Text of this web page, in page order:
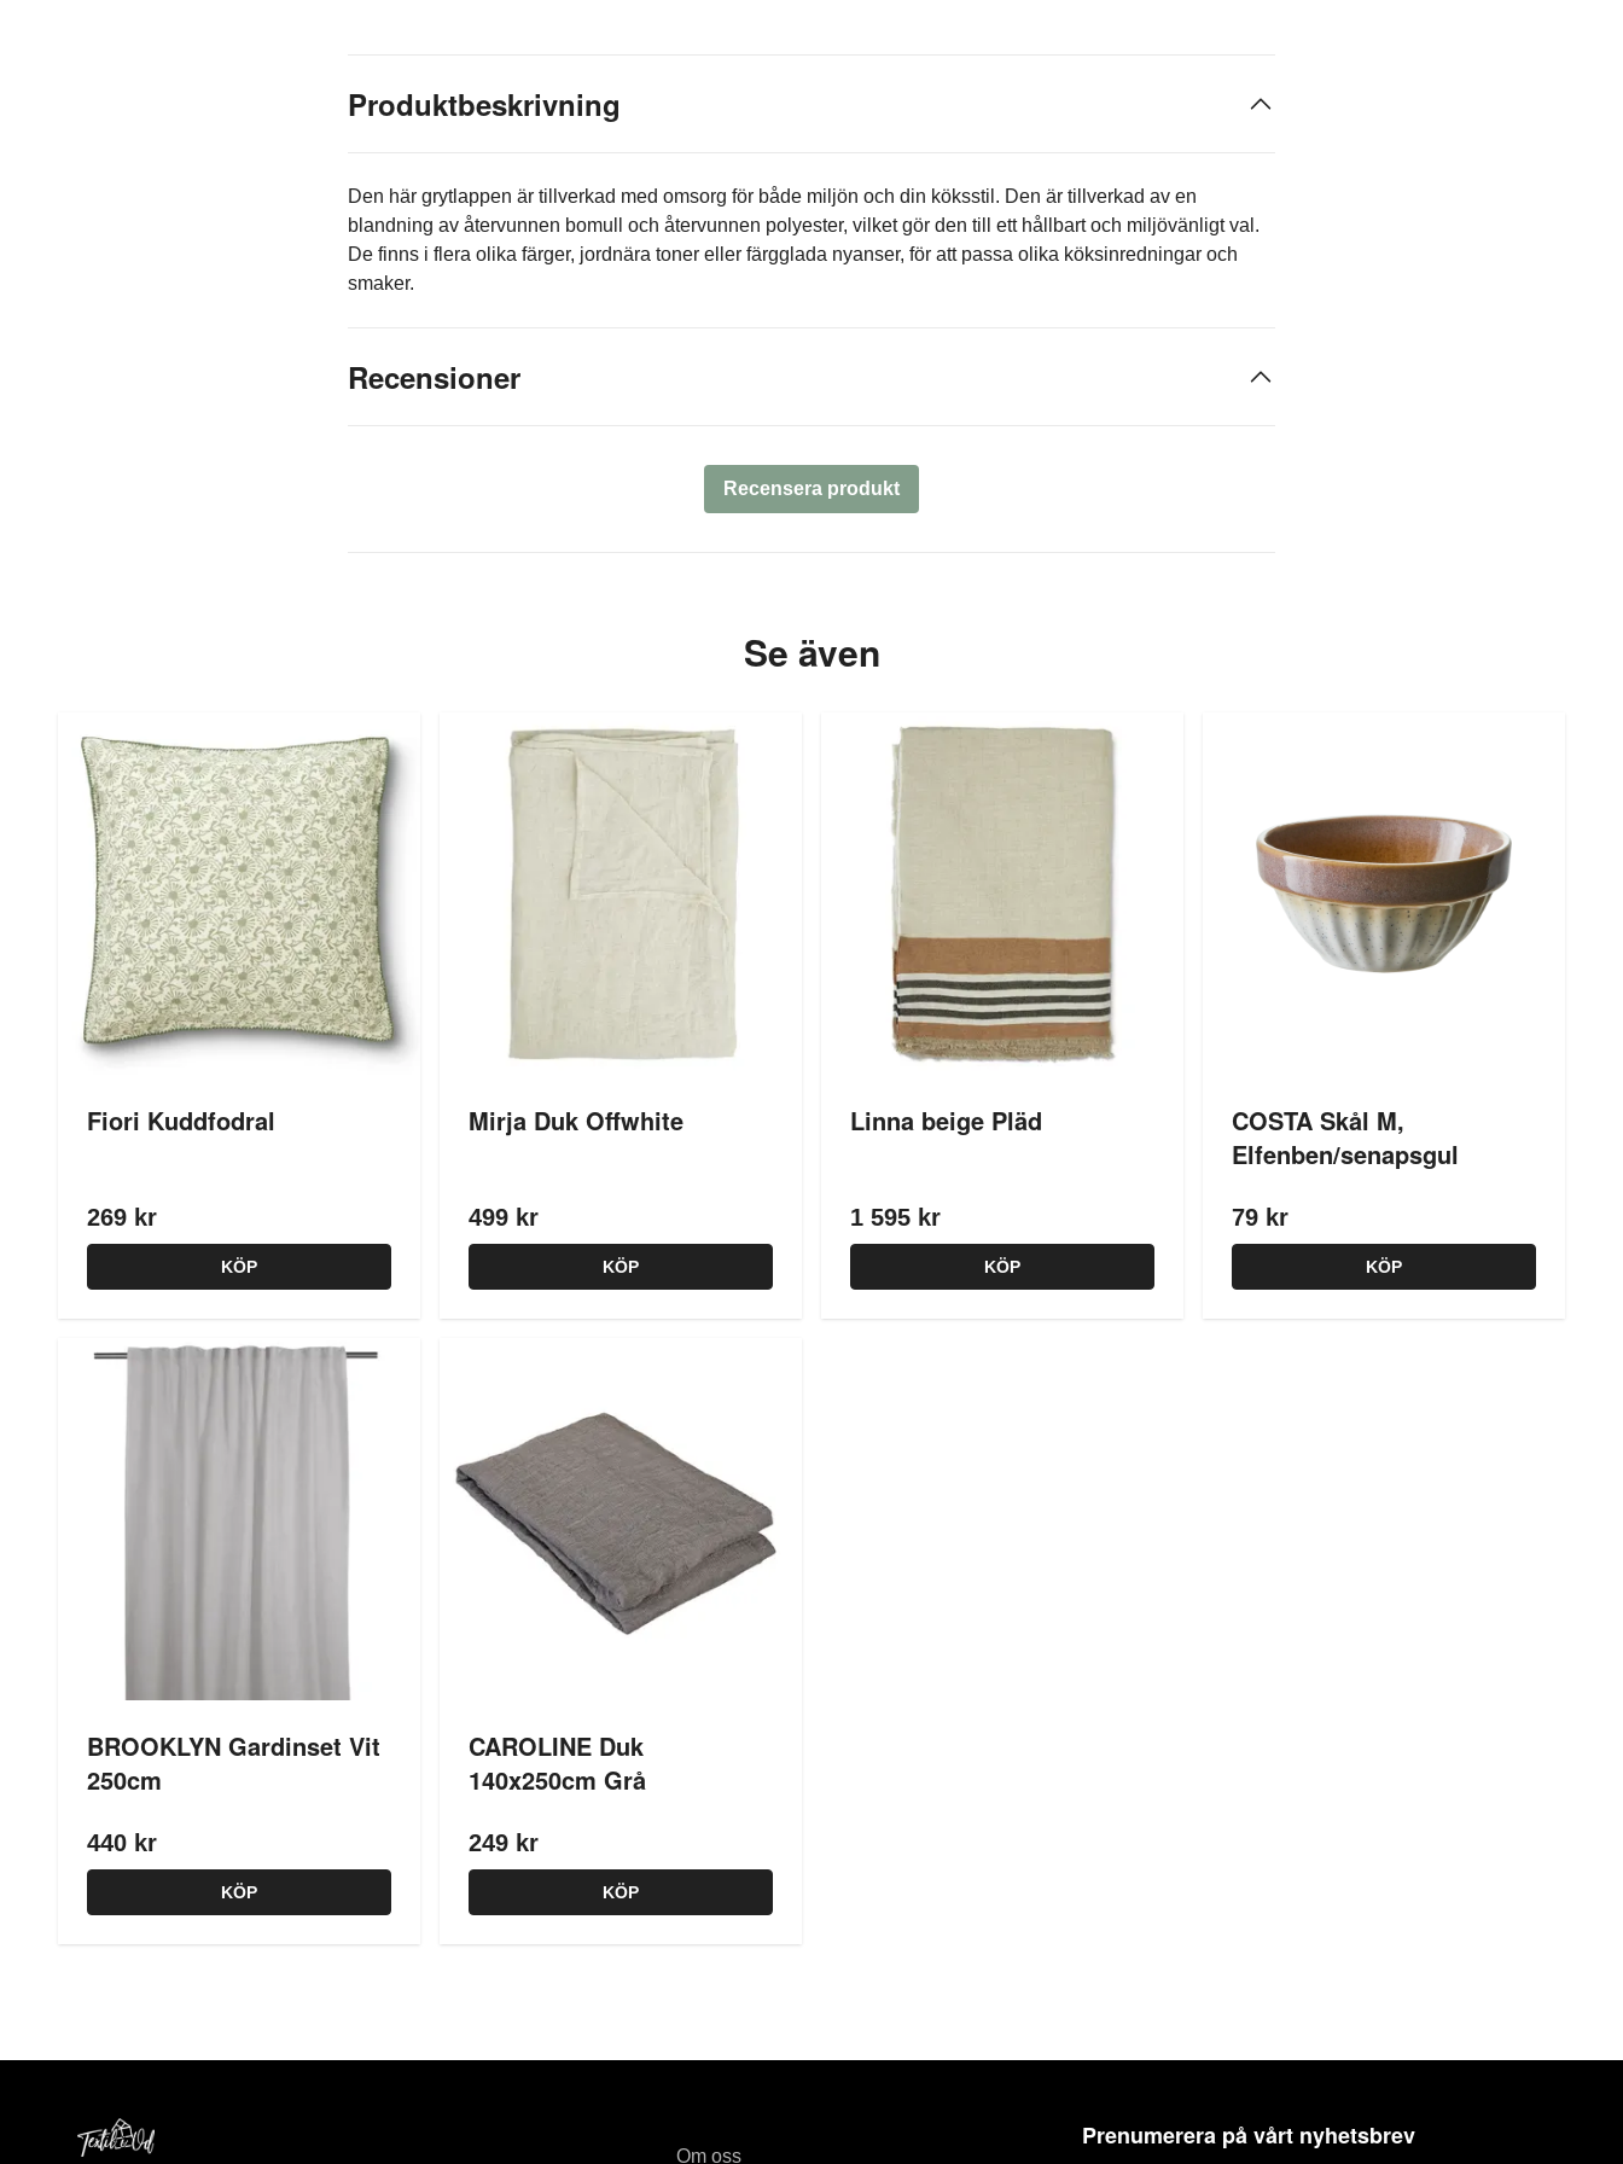
Produktbeskrivning
Den här grytlappen är tillverkad med omsorg för både miljön och din köksstil. Den är tillverkad av en
blandning av återvunnen bomull och återvunnen polyester, vilket gör den till ett hållbart och miljövänligt val.
De finns i flera olika färger, jordnära toner eller färgglada nyanser, för att passa olika köksinredningar och
smaker.
Recensioner
Recensera produkt
Se även
Fiori Kuddfodral
269 kr
KÖP
Mirja Duk Offwhite
499 kr
KÖP
Linna beige Pläd
1 595 kr
KÖP
COSTA Skål M,
Elfenben/senapsgul
79 kr
KÖP
BROOKLYN Gardinset Vit
250cm
440 kr
KÖP
CAROLINE Duk
140x250cm Grå
249 kr
KÖP
Om oss
Prenumerera på vårt nyhetsbrev